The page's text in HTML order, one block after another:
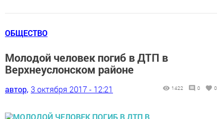
ОБЩЕСТВО
Молодой человек погиб в ДТП в
Верхнеуслонском районе
автор, 3 октября 2017 - 12:21 1422 0 0